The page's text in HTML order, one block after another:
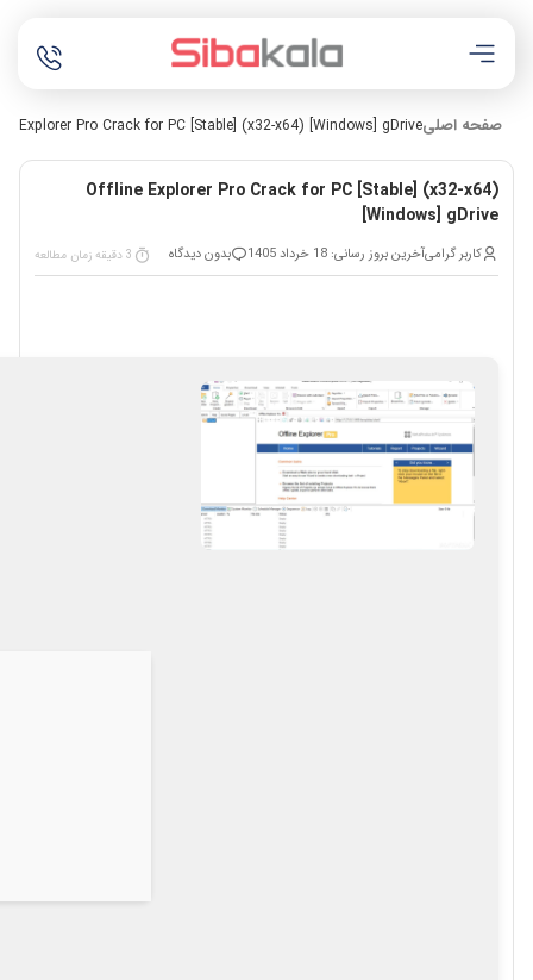
صفحه اصلیExplorer Pro Crack for PC [Stable] (x32-x64) [Windows] gDrive
Offline Explorer Pro Crack for PC [Stable] (x32-x64)
[Windows] gDrive
کاربر گرامیآخرین بروز رسانی: 18 خرداد 1405 بدون دیدگاه 3 دقیقه زمان مطالعه